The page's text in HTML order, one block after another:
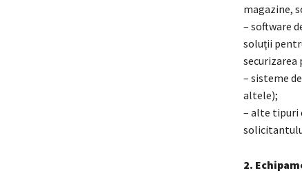
magazine,
– software
soluții
– sisteme
altele);
– alte tipuri
2.